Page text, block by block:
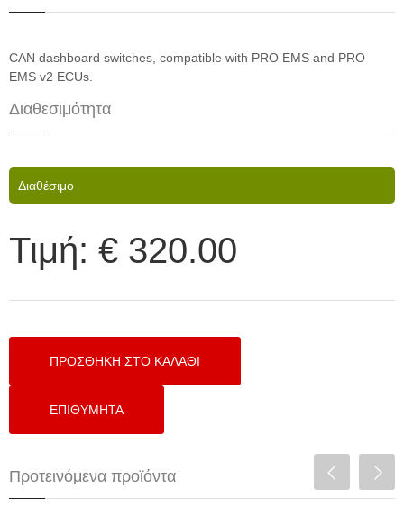
CAN dashboard switches, compatible with PRO EMS and PRO
EMS v2 ECUs.
Διαθεσιμότητα
Διαθέσιμο
Τιμή: € 320.00
Προτεινόμενα προϊόντα